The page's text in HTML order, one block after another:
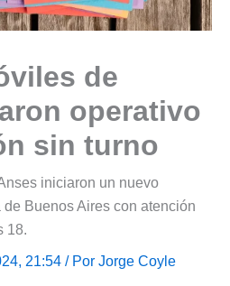
de
operativo
sin turno
iniciaron un nuevo
Buenos Aires con atención
18.
21:54 / Por Jorge Coyle